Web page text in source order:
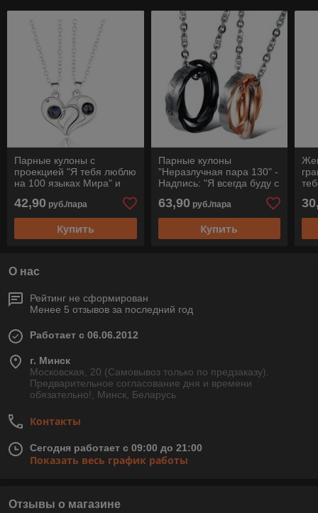
Парные кулоны с
проекцией "Я тебя люблю
на 100 языках Мира" и
42,90 руб./пара
Купить
Парные кулоны
"Неразлучная пара 130" -
Надпись: "Я всегда буду с
63,90 руб./пара
Купить
О нас
Рейтинг не сформирован
Менее 5 отзывов за последний год
Работает с 06.06.2012
г. Минск
Московская, 20 (Самовывоз только по предзаказу).
Предварительное согласование дня и времени
обязательно!, Минск, Беларусь
Контакты
Сегодня работает с 09:00 до 21:00
Показать весь график работы
Отзывы о магазине